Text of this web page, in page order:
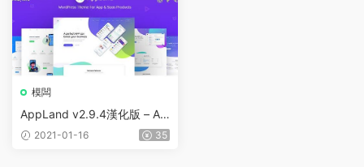
模闆
AppLand v2.9.4漢化版 – Ap
p和Saas産品的WordPress主
2021-01-16 35